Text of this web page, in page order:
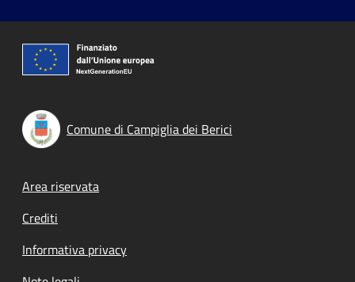
Comune di Campiglia dei Berici
Footer menu
Area riservata
Crediti
Informativa privacy